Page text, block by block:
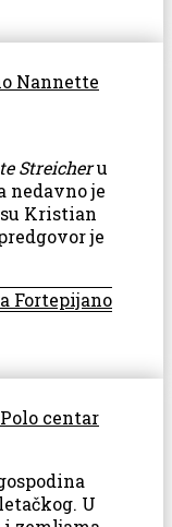
Nannette
Streicheru
nedavno je
Kristian
je
Fortepijano
centar
U